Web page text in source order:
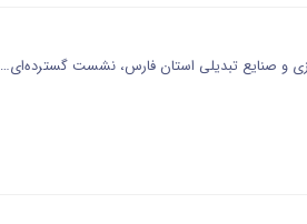
و صنایع تبدیلی استان فارس، نشست گسترده‌ای…